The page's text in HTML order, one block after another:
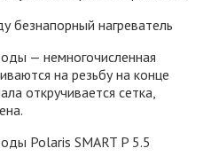
безнапорный нагреватель
— немногочисленная
на резьбу на конце
откручивается сетка,
Polaris SMART P 5.5